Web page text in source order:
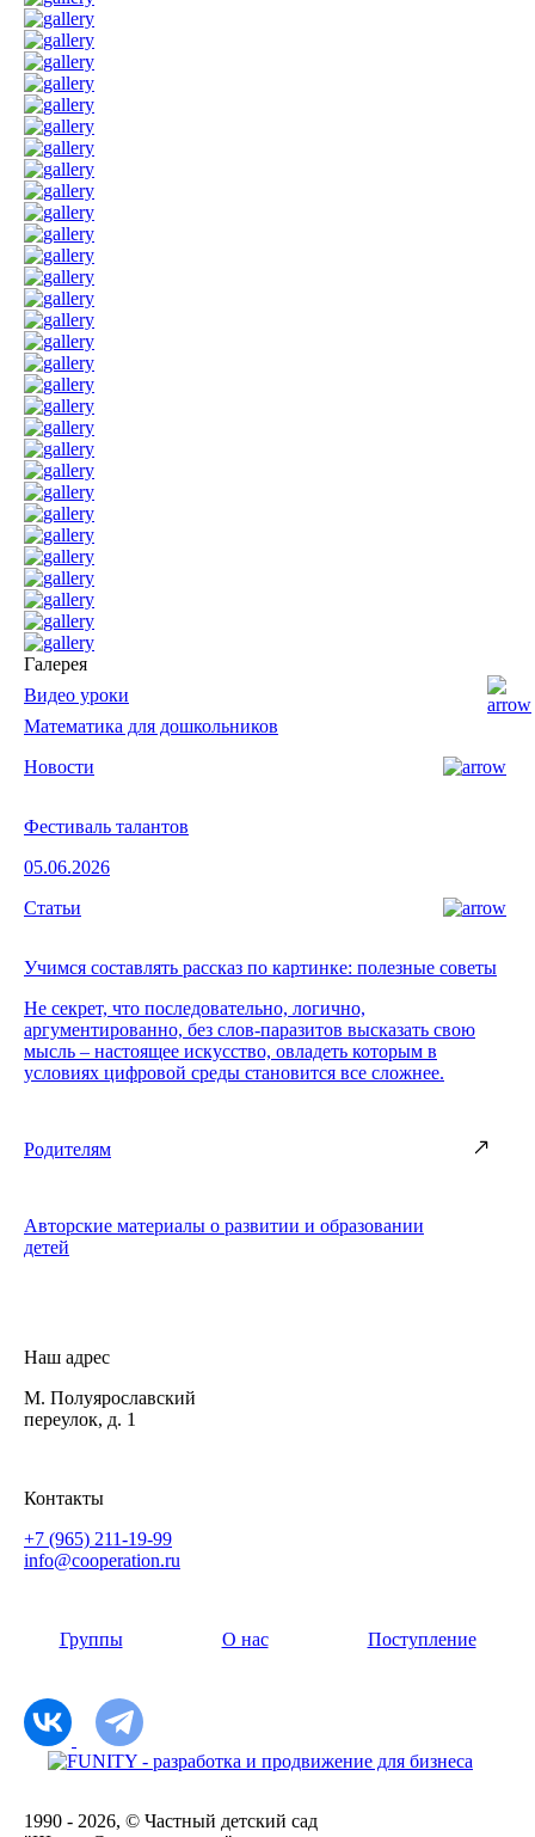
Галерея
Видео уроки
Математика для дошкольников
Новости
Фестиваль талантов
05.06.2026
Статьи
Учимся составлять рассказ по картинке: полезные советы
Не секрет, что последовательно, логично,
аргументированно, без слов-паразитов высказать свою
мысль – настоящее искусство, овладеть которым в
условиях цифровой среды становится все сложнее.
Родителям
Авторские материалы о развитии и образовании
детей
Наш адрес
М. Полуярославский
переулок, д. 1
Контакты
+7 (965) 211-19-99
info@cooperation.ru
Группы О нас Поступление
1990 - 2026, © Частный детский сад